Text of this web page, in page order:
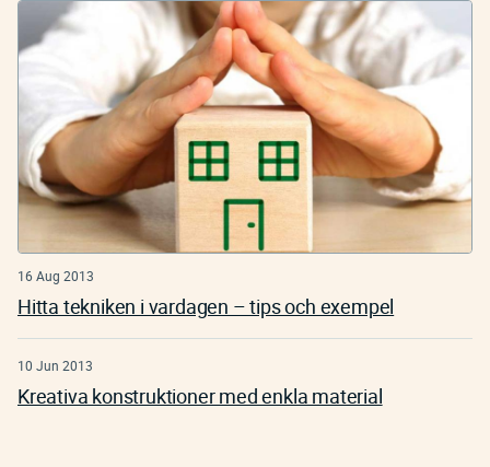
16 Aug 2013
Hitta tekniken i vardagen – tips och exempel
10 Jun 2013
Kreativa konstruktioner med enkla material